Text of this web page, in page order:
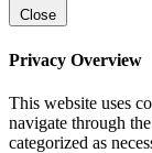
Close
Privacy Overview
This website uses
navigate through
categorized as